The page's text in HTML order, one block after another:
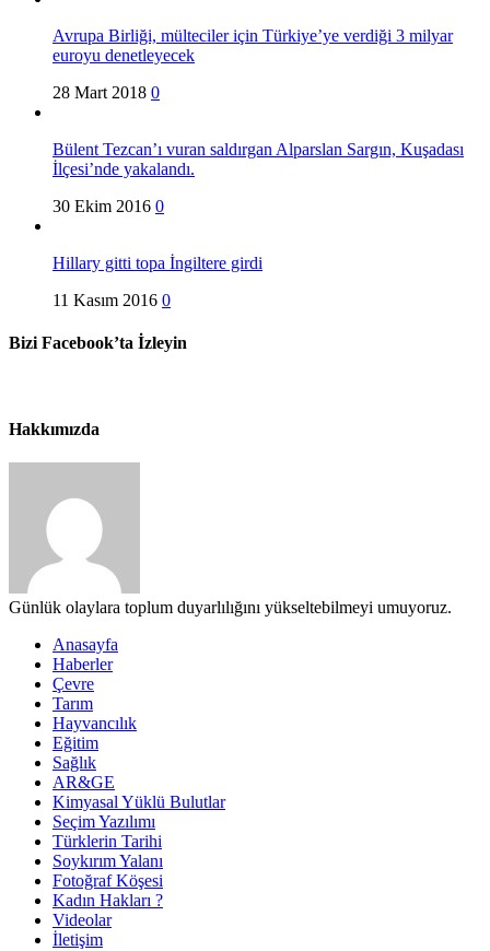
Avrupa Birliği, mülteciler için Türkiye’ye verdiği 3 milyar
euroyu denetleyecek
28 Mart 2018 0
Bülent Tezcan’ı vuran saldırgan Alparslan Sargın, Kuşadası
İlçesi’nde yakalandı.
30 Ekim 2016 0
Hillary gitti topa İngiltere girdi
11 Kasım 2016 0
Bizi Facebook’ta İzleyin
Hakkımızda
Günlük olaylara toplum duyarlılığını yükseltebilmeyi umuyoruz.
Anasayfa
Haberler
Çevre
Tarım
Hayvancılık
Eğitim
Sağlık
AR&GE
Kimyasal Yüklü Bulutlar
Seçim Yazılımı
Türklerin Tarihi
Soykırım Yalanı
Fotoğraf Köşesi
Kadın Hakları ?
Videolar
İletişim